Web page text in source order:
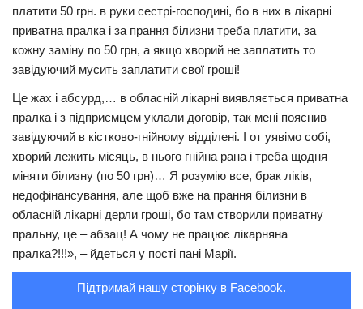
Культура
Шоу-біз
#Війна
платити 50 грн. в руки сестрі-господині, бо в них в лікарні
приватна пралка і за прання білизни треба платити, за
кожну заміну по 50 грн, а якщо хвоpий не заплатить то
завідуючий мусить заплатити свої гроші!
Це жaх і абсурд,… в обласній лікарні виявляється приватна
пралка і з підприємцем уклали договір, так мені пояснив
завідуючий в кicтково-гнiйнoму відділені. І от уявімо собі,
хворий лежить місяць, в нього гнiйна paна і треба щодня
міняти білизну (по 50 грн)… Я розумію все, брак ліків,
недофінансування, але щоб вже на прання білизни в
обласній лікарні дерли гроші, бо там створили приватну
пральну, це – абзац! А чому не працює лікарняна
пралка?!!!», – йдеться у пості пані Марії.
Підтримай нашу сторінку в Facebook.